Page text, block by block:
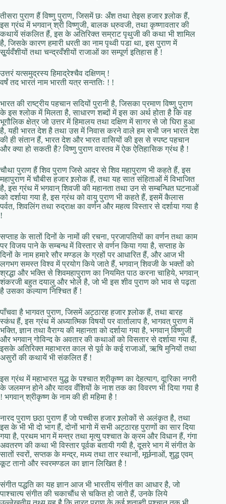
तीसरा पुराण हैं विष्णु पुराण, जिसमें छः अँश तथा तेइस हजार श्र्लोक हैं,
इस ग्रंथ में भगवान् श्री विष्णुजी, बालक ध्रुवजी, तथा कृष्णावतार की
कथायें संकलित हैं, इस के अतिरिक्त सम्राट पृथुजी की कथा भी शामिल
है, जिसके कारण हमारी धरती का नाम पृथ्वी पडा था, इस पुराण में
सू्र्यवँशीयों तथा चन्द्रवँशीयों राजाओं का सम्पूर्ण इतिहास है !
उत्तरं यत्समुद्रस्य हिमाद्रेश्चैव दक्षिणम् !
वर्षं तद भारतं नाम भारती यत्र सन्ततिः ! !
भारत की राष्ट्रीय पहचान सदियों पुरानी है, जिसका प्रमाण विष्णु पुराण
के इस श्लोक में मिलता है, साधारण शब्दों में इस का अर्थ होता है कि वह
भूगौलिक क्षेत्र जो उत्तर में हिमालय तथा दक्षिण में सागर से जो घिरा हुआ
है, यही भारत देश है तथा उस में निवास करने वाले हम सभी जन भारत देश
की ही संतान हैं, भारत देश और भारत वासियों की इस से स्पष्ट पहचान
और क्या हो सकती है? विष्णु पुराण वास्तव में ऐक ऐतिहासिक ग्रंथ है !
चौथा पुराण हैं शिव पुराण जिसे आदर से शिव महापुराण भी कहते हैं, इस
महापुराण में चौबीस हजार श्र्लोक हैं, तथा यह सात संहिताओं में विभाजित
है, इस ग्रंथ में भगवान् शिवजी की महानता तथा उन से सम्बन्धित घटनाओं
को दर्शाया गया है, इस ग्रंथ को वायु पुराण भी कहते हैं, इसमें कैलास
पर्वत, शिवलिंग तथा रुद्राक्ष का वर्णन और महत्व विस्तार से दर्शाया गया है
!
सप्ताह के सातों दिनों के नामों की रचना, प्रजापतियों का वर्णन तथा काम
पर विजय पाने के सम्बन्ध में विस्तार से वर्णन किया गया है, सप्ताह के
दिनों के नाम हमारे सौर मण्डल के ग्रहों पर आधारित हैं, और आज भी
लगभग समस्त विश्व में प्रयोग किये जाते हैं, भगवान् शिवजी के भक्तों को
श्रद्धा और भक्ति से शिवमहापुराण का नियमित पाठ करना चाहिये, भगवान्
शंकरजी बहुत दयालु और भोले है, जो भी इस शीव पुराण को भाव से पढ़ता
है उसका कल्याण निश्चित हैं !
पाँचवा है भागवत पुराण, जिसमें अट्ठारह हजार श्र्लोक हैं, तथा बारह
स्कंध हैं, इस ग्रंथ में अध्यात्मिक विषयों पर वार्तालाप है, भागवत् पुराण में
भक्ति, ज्ञान तथा वैराग्य की महानता को दर्शाया गया है, भगवान् विष्णुजी
और भगवान् गोविन्द के अवतार की कथाओं को विसतार से दर्शाया गया हैं,
इसके अतिरिक्त महाभारत काल से पूर्व के कई राजाओं, ऋषि मुनियों तथा
असुरों की कथायें भी संकलित हैं !
इस ग्रंथ में महाभारत युद्ध के पश्चात श्रीकृष्ण का देहत्याग, दूारिका नगरी
के जलमग्न होने और यादव वँशियों के नाश तक का विवरण भी दिया गया है
! भगवान् श्रीकृष्ण के नाम की ही महिमा है !
नारद पुराण छठा पुराण हैं जो पच्चीस हजार श्र्लोकों से अलंकृत है, तथा
इस के भी भी दो भाग हैं, दोनों भागो में सभी अट्ठारह पुराणों का सार दिया
गया है, प्रथम भाग में मन्त्र तथा मृत्यु पश्चात के क्रम और विधान हैं, गंगा
अवतरण की कथा भी विस्तार पूर्वक बतायी गयी है, दूसरे भाग में संगीत के
सातों स्वरों, सप्तक के मन्द्र, मध्य तथा तार स्थानों, मूर्छनाओं, शुद्ध एवम्
कूट तानो और स्वरमण्डल का ज्ञान लिखित है !
संगीत पद्धति का यह ज्ञान आज भी भारतीय संगीत का आधार है, जो
पाश्चात्य संगीत की चकाचौंध से चकित हो जाते हैं, उनके लिये